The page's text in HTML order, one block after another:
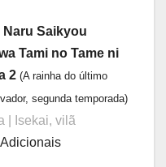
Naru Saikyou
Tami no Tame ni
2 (A rainha do último
segunda temporada)
| Isekai, vilã